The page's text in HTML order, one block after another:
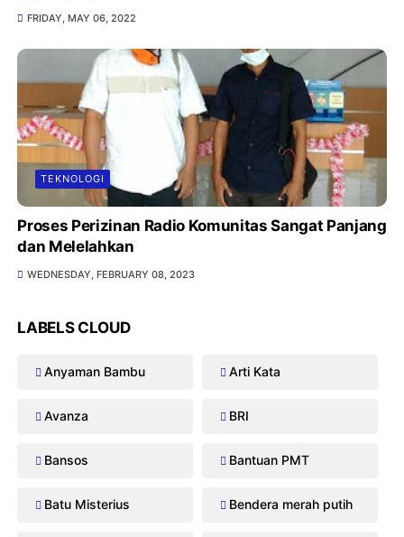
FRIDAY, MAY 06, 2022
TEKNOLOGI
Proses Perizinan Radio Komunitas Sangat Panjang
dan Melelahkan
WEDNESDAY, FEBRUARY 08, 2023
LABELS CLOUD
Anyaman Bambu Arti Kata
Avanza BRI
Bansos Bantuan PMT
Batu Misterius Bendera merah putih